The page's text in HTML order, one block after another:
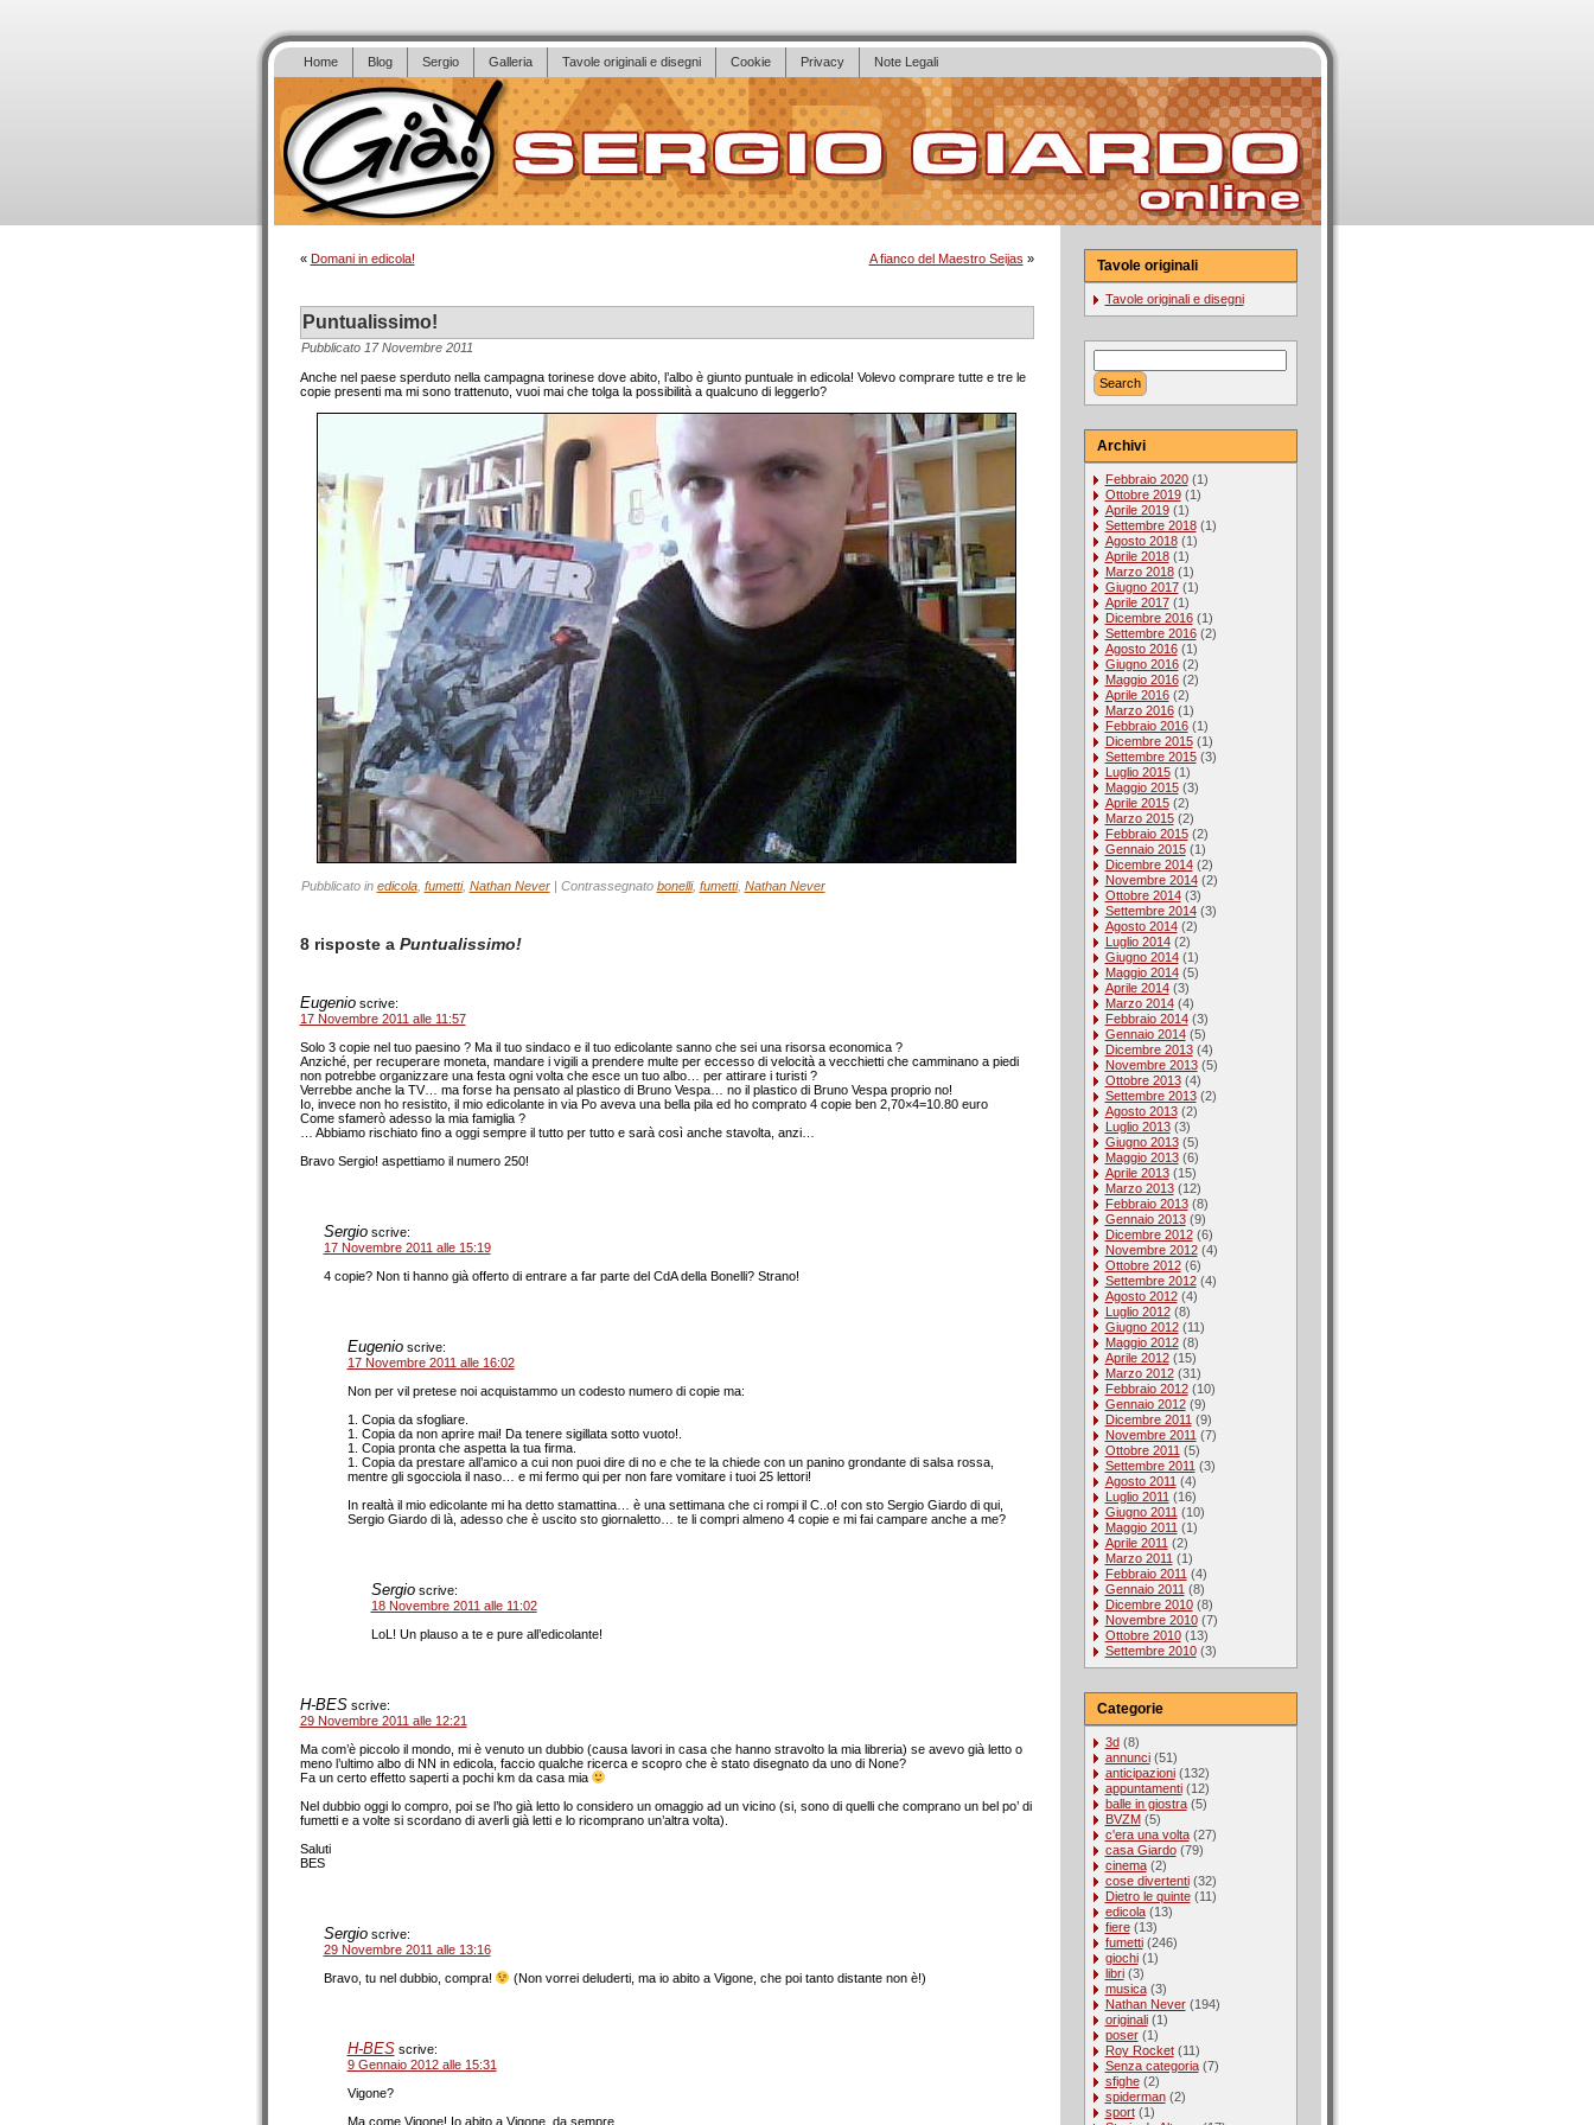
Home Blog Sergio Galleria Tavole originali e disegni Cookie Privacy Note Legali
« Domani in edicola! A fianco del Maestro Seijas »
Puntualissimo!
Pubblicato 17 Novembre 2011
Anche nel paese sperduto nella campagna torinese dove abito, l’albo è giunto puntuale in edicola! Volevo comprare tutte e tre le
copie presenti ma mi sono trattenuto, vuoi mai che tolga la possibilità a qualcuno di leggerlo?
Pubblicato in edicola, fumetti, Nathan Never| Contrassegnato bonelli, fumetti, Nathan Never
8 risposte a Puntualissimo!
Eugenio scrive:
17 Novembre 2011 alle 11:57
Solo 3 copie nel tuo paesino ? Ma il tuo sindaco e il tuo edicolante sanno che sei una risorsa economica ?
Anziché, per recuperare moneta, mandare i vigili a prendere multe per eccesso di velocità a vecchietti che camminano a piedi
non potrebbe organizzare una festa ogni volta che esce un tuo albo… per attirare i turisti ?
Verrebbe anche la TV… ma forse ha pensato al plastico di Bruno Vespa… no il plastico di Bruno Vespa proprio no!
Io, invece non ho resistito, il mio edicolante in via Po aveva una bella pila ed ho comprato 4 copie ben 2,70×4=10.80 euro
Come sfamerò adesso la mia famiglia ?
… Abbiamo rischiato fino a oggi sempre il tutto per tutto e sarà così anche stavolta, anzi…
Bravo Sergio! aspettiamo il numero 250!
Sergio scrive:
17 Novembre 2011 alle 15:19
4 copie? Non ti hanno già offerto di entrare a far parte del CdA della Bonelli? Strano!
Eugenio scrive:
17 Novembre 2011 alle 16:02
Non per vil pretese noi acquistammo un codesto numero di copie ma:
1. Copia da sfogliare.
1. Copia da non aprire mai! Da tenere sigillata sotto vuoto!.
1. Copia pronta che aspetta la tua firma.
1. Copia da prestare all’amico a cui non puoi dire di no e che te la chiede con un panino grondante di salsa rossa,
mentre gli sgocciola il naso… e mi fermo qui per non fare vomitare i tuoi 25 lettori!
In realtà il mio edicolante mi ha detto stamattina… è una settimana che ci rompi il C..o! con sto Sergio Giardo di qui,
Sergio Giardo di là, adesso che è uscito sto giornaletto… te li compri almeno 4 copie e mi fai campare anche a me?
Sergio scrive:
18 Novembre 2011 alle 11:02
LoL! Un plauso a te e pure all’edicolante!
H-BES scrive:
29 Novembre 2011 alle 12:21
Ma com’è piccolo il mondo, mi è venuto un dubbio (causa lavori in casa che hanno stravolto la mia libreria) se avevo già letto o
meno l’ultimo albo di NN in edicola, faccio qualche ricerca e scopro che è stato disegnato da uno di None?
Fa un certo effetto saperti a pochi km da casa mia
Nel dubbio oggi lo compro, poi se l’ho già letto lo considero un omaggio ad un vicino (si, sono di quelli che comprano un bel po’ di
fumetti e a volte si scordano di averli già letti e lo ricomprano un’altra volta).
Saluti
BES
Sergio scrive:
29 Novembre 2011 alle 13:16
Bravo, tu nel dubbio, compra!
(Non vorrei deluderti, ma io abito a Vigone, che poi tanto distante non è!)
H-BES scrive:
9 Gennaio 2012 alle 15:31
Vigone?
Ma come Vigone! Io abito a Vigone, da sempre.
Tavole originali
Tavole originali e disegni
Archivi
Febbraio 2020(1)
Ottobre 2019(1)
Aprile 2019(1)
Settembre 2018(1)
Agosto 2018(1)
Aprile 2018(1)
Marzo 2018(1)
Giugno 2017(1)
Aprile 2017(1)
Dicembre 2016(1)
Settembre 2016(2)
Agosto 2016(1)
Giugno 2016(2)
Maggio 2016(2)
Aprile 2016(2)
Marzo 2016(1)
Febbraio 2016(1)
Dicembre 2015(1)
Settembre 2015(3)
Luglio 2015(1)
Maggio 2015(3)
Aprile 2015(2)
Marzo 2015(2)
Febbraio 2015(2)
Gennaio 2015(1)
Dicembre 2014(2)
Novembre 2014(2)
Ottobre 2014(3)
Settembre 2014(3)
Agosto 2014(2)
Luglio 2014(2)
Giugno 2014(1)
Maggio 2014(5)
Aprile 2014(3)
Marzo 2014(4)
Febbraio 2014(3)
Gennaio 2014(5)
Dicembre 2013(4)
Novembre 2013(5)
Ottobre 2013(4)
Settembre 2013(2)
Agosto 2013(2)
Luglio 2013(3)
Giugno 2013(5)
Maggio 2013(6)
Aprile 2013(15)
Marzo 2013(12)
Febbraio 2013(8)
Gennaio 2013(9)
Dicembre 2012(6)
Novembre 2012(4)
Ottobre 2012(6)
Settembre 2012(4)
Agosto 2012(4)
Luglio 2012(8)
Giugno 2012(11)
Maggio 2012(8)
Aprile 2012(15)
Marzo 2012(31)
Febbraio 2012(10)
Gennaio 2012(9)
Dicembre 2011 (9)
Novembre 2011 (7)
Ottobre 2011 (5)
Settembre 2011 (3)
Agosto 2011 (4)
Luglio 2011 (16)
Giugno 2011 (10)
Maggio 2011 (1)
Aprile 2011 (2)
Marzo 2011 (1)
Febbraio 2011 (4)
Gennaio 2011 (8)
Dicembre 2010(8)
Novembre 2010(7)
Ottobre 2010(13)
Settembre 2010(3)
Categorie
3d(8)
annunci(51)
anticipazioni(132)
appuntamenti(12)
balle in giostra(5)
BVZM(5)
c'era una volta(27)
casa Giardo(79)
cinema(2)
cose divertenti(32)
Dietro le quinte(11)
edicola(13)
fiere(13)
fumetti(246)
giochi(1)
libri(3)
musica(3)
Nathan Never(194)
originali(1)
poser(1)
Roy Rocket(11)
Senza categoria(7)
sfighe(2)
spiderman(2)
sport(1)